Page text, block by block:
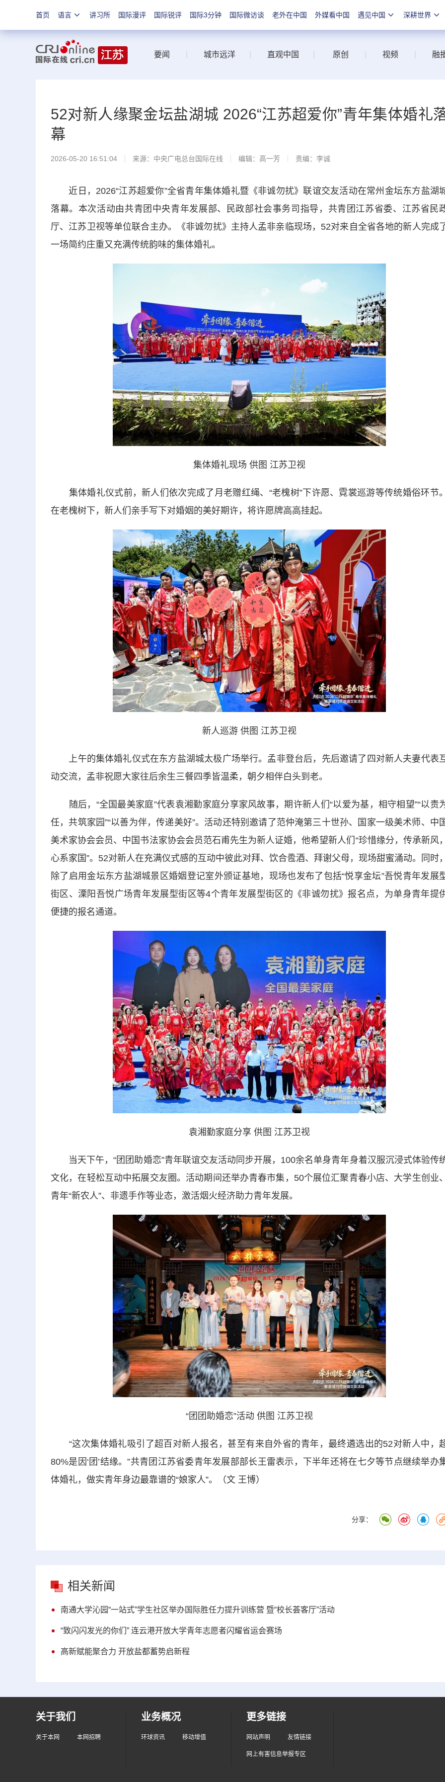
首页 语言 讲习所 国际漫评 国际锐评 国际3分钟 国际微访谈 老外在中国 外媒看中国 遇见中国 深耕世界
要闻 城市远洋 直观中国 原创 视频 融
52对新人缘聚金坛盐湖城 2026“江苏超爱你”青年集体婚礼
幕
2026-05-20 16:51:04 来源：中央广电总台国际在线 编辑：高一芳 责编：李诚
近日，2026“江苏超爱你”全省青年集体婚礼暨《非诚勿扰》联谊交友活动在常州金坛东方盐湖
落幕。本次活动由共青团中央青年发展部、民政部社会事务司指导，共青团江苏省委、江苏省民
厅、江苏卫视等单位联合主办。《非诚勿扰》主持人孟非亲临现场，52对来自全省各地的新人完成
一场简约庄重又充满传统韵味的集体婚礼。
集体婚礼现场 供图 江苏卫视
集体婚礼仪式前，新人们依次完成了月老赠红绳、“老槐树”下许愿、霓裳巡游等传统婚俗环节
在老槐树下，新人们亲手写下对婚姻的美好期许，将许愿牌高高挂起。
新人巡游 供图 江苏卫视
上午的集体婚礼仪式在东方盐湖城太极广场举行。孟非登台后，先后邀请了四对新人夫妻代表
动交流，孟非祝愿大家往后余生三餐四季皆温柔，朝夕相伴白头到老。
随后，“全国最美家庭”代表袁湘勤家庭分享家风故事，期许新人们“以爱为基，相守相望”“以责
任，共筑家园”“以善为伴，传递美好”。活动还特别邀请了范仲淹第三十世孙、国家一级美术师、中
美术家协会会员、中国书法家协会会员范石甫先生为新人证婚，他希望新人们“珍惜缘分，传承新风
心系家国”。52对新人在充满仪式感的互动中彼此对拜、饮合卺酒、拜谢父母，现场甜蜜涌动。同时
除了启用金坛东方盐湖城景区婚姻登记室外颁证基地，现场也发布了包括“悦享金坛”吾悦青年发展
街区、溧阳吾悦广场青年发展型街区等4个青年发展型街区的《非诚勿扰》报名点，为单身青年提
便捷的报名通道。
袁湘勤家庭分享 供图 江苏卫视
当天下午，“团团助婚恋”青年联谊交友活动同步开展，100余名单身青年身着汉服沉浸式体验传
文化，在轻松互动中拓展交友圈。活动期间还举办青春市集，50个展位汇聚青春小店、大学生创业
青年“新农人”、非遗手作等业态，激活烟火经济助力青年发展。
“团团助婚恋”活动 供图 江苏卫视
“这次集体婚礼吸引了超百对新人报名，甚至有来自外省的青年，最终遴选出的52对新人中，
80%是因‘团’结缘。”共青团江苏省委青年发展部部长王雷表示，下半年还将在七夕等节点继续举办
体婚礼，做实青年身边最靠谱的“娘家人”。（文 王博）
分享：
相关新闻
南通大学沁园“一站式”学生社区举办国际胜任力提升训练营 暨“校长荟客厅”活动
“致闪闪发光的你们” 连云港开放大学青年志愿者闪耀省运会赛场
高新赋能聚合力 开放盐都蓄势启新程
关于我们
关于本网 本网招聘
业务概况
环球资讯 移动增值
更多链接
网站声明 友情链接
网上有害信息举报专区